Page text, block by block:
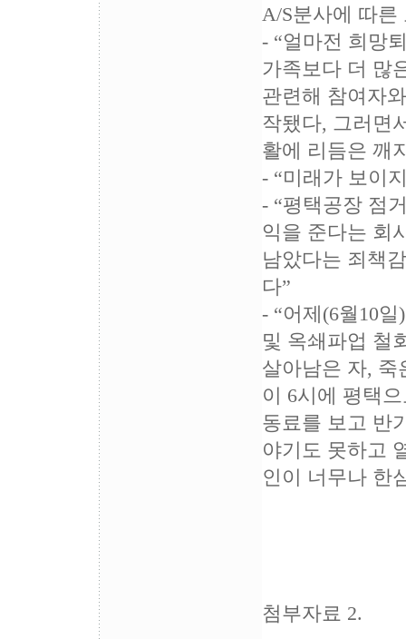
A/S분사에 따른
- “얼마전 희망
가족보다 더 많
관련해 참여자
작됐다, 그러면
활에 리듬은 깨
- “미래가 보이
- “평택공장 점
익을 준다는 회
남았다는 죄책
다”
- “어제(6월10
및 옥쇄파업 철
살아남은 자, 죽
이 6시에 평택
동료를 보고 반
야기도 못하고
인이 너무나 한
첨부자료 2.